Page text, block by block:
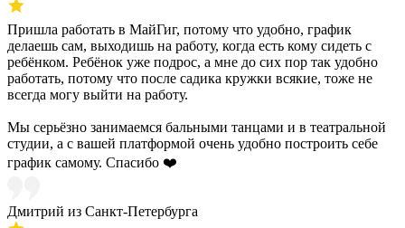
Пришла работать в МайГиг, потому что удобно, график
делаешь сам, выходишь на работу, когда есть кому сидеть с
ребёнком. Ребёнок уже подрос, а мне до сих пор так удобно
работать, потому что после садика кружки всякие, тоже не
всегда могу выйти на работу.
Мы серьёзно занимаемся бальными танцами и в театральной
студии, а с вашей платформой очень удобно построить себе
график самому. Спасибо ❤️
Дмитрий из Санкт-Петербурга